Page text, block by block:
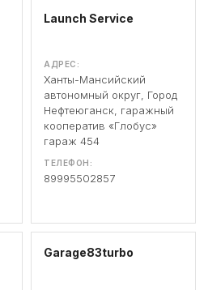
Launch Service
АДРЕС:
Ханты-Мансийский
автономный округ, Город
Нефтеюганск, гаражный
кооператив «Глобус»
гараж 454
ТЕЛЕФОН:
89995502857
Garage83turbo